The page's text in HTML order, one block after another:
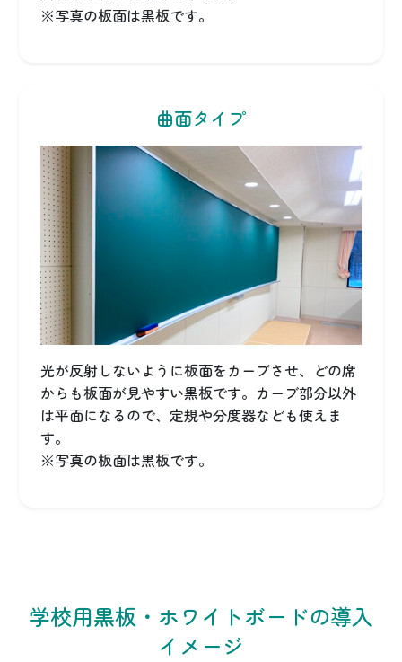
※写真の板面は黒板です。
曲面タイプ
光が反射しないように板面をカーブさせ、どの席
からも板面が見やすい黒板です。カーブ部分以外
は平面になるので、定規や分度器なども使えま
す。
※写真の板面は黒板です。
学校用黒板・ホワイトボードの導入
イメージ